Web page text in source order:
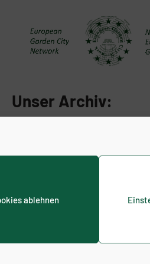
ablehnen
Unser Archiv: